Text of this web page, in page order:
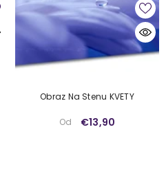
Obraz Na Stenu KVETY
Od €13,90